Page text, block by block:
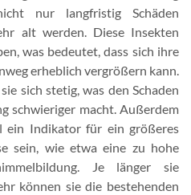
nur langfristig Schäden
alt werden. Diese Insekten
was bedeutet, dass sich ihre
erheblich vergrößern kann.
sich stetig, was den Schaden
schwieriger macht. Außerdem
ein Indikator für ein größeres
sein, wie etwa eine zu hohe
Je länger sie
können sie die bestehenden